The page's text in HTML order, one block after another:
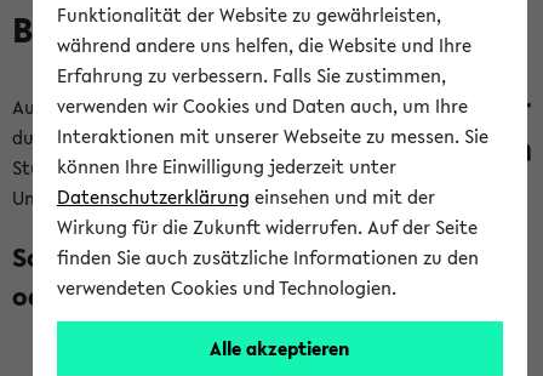
Bachelorbaukasten
Auf dieser Seite kannst
du dir dein Bachelor
Studium an der
Universität Bielefeld Schritt für Schritt zusammenstellen:
Schritt 1: Studium mit Lehramtsoption
oder ohne?
Funktionalität der Website zu gewährleisten,
während andere uns helfen, die Website und Ihre
Erfahrung zu verbessern. Falls Sie zustimmen,
verwenden wir Cookies und Daten auch, um Ihre
Interaktionen mit unserer Webseite zu messen. Sie
können Ihre Einwilligung jederzeit unter
Datenschutzerklärung einsehen und mit der
Wirkung für die Zukunft widerrufen. Auf der Seite
finden Sie auch zusätzliche Informationen zu den
verwendeten Cookies und Technologien.
Alle akzeptieren